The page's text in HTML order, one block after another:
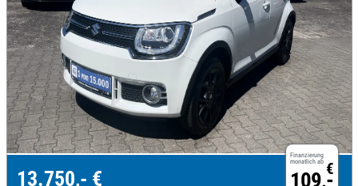
Finanzierung
monatlich ab €
109,-
13.750,- €